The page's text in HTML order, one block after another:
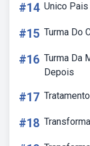
#14 Unico Pais
#15 Turma Do
#16 Turma Da
Depois
#17
#18